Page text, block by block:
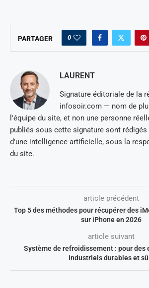
PARTAGER 0
LAURENT
Signature éditoriale de la
infosoir.com — nom de
l'équipe du site, et non une personne
publiés sous cette signature sont
d'une intelligence artificielle, sous la
du site.
article précédent
Top 5 des méthodes pour récupérer des
sur iPhone en 2026
article suivant
Système de refroidissement : pour des
industriels durables et